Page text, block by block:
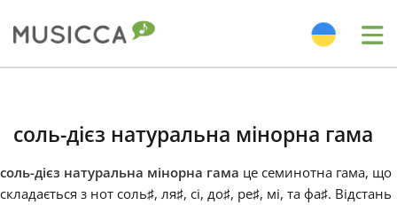
Български
соль-дієз натуральна мінорна гама
соль-дієз натуральна мінорна гама це семинотна гама, що
складається з нот соль♯, ля♯, сі, до♯, ре♯, мі, та фа♯. Відстань